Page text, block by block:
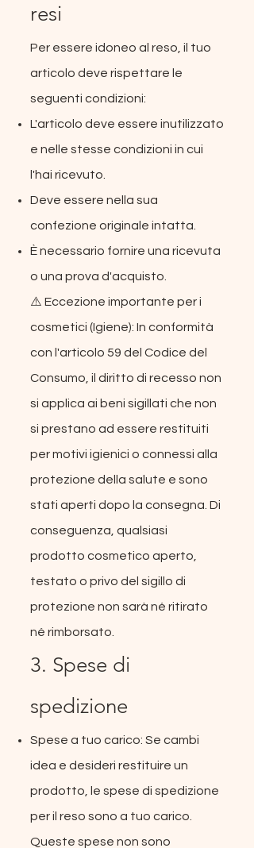
resi
Per essere idoneo al reso, il tuo
articolo deve rispettare le
seguenti condizioni:
L'articolo deve essere inutilizzato
e nelle stesse condizioni in cui
l'hai ricevuto.
Deve essere nella sua
confezione originale intatta.
È necessario fornire una ricevuta
o una prova d'acquisto.
⚠️ Eccezione importante per i
cosmetici (Igiene): In conformità
con l'articolo 59 del Codice del
Consumo, il diritto di recesso non
si applica ai beni sigillati che non
si prestano ad essere restituiti
per motivi igienici o connessi alla
protezione della salute e sono
stati aperti dopo la consegna. Di
conseguenza, qualsiasi
prodotto cosmetico aperto,
testato o privo del sigillo di
protezione non sarà né ritirato
né rimborsato.
3. Spese di
spedizione
Spese a tuo carico: Se cambi
idea e desideri restituire un
prodotto, le spese di spedizione
per il reso sono a tuo carico.
Queste spese non sono